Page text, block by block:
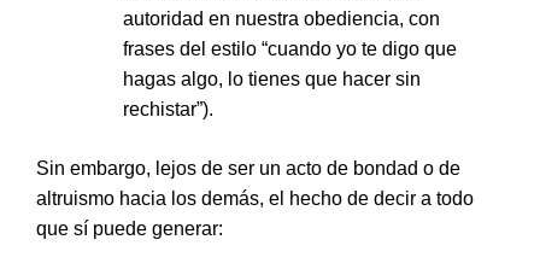
autoridad en nuestra obediencia, con
frases del estilo “cuando yo te digo que
hagas algo, lo tienes que hacer sin
rechistar”).
Sin embargo, lejos de ser un acto de bondad o de
altruismo hacia los demás, el hecho de decir a todo
que sí puede generar: